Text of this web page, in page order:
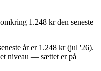
1.248 kr den seneste
år er 1.248 kr (jul '26).
niveau — sættet er på